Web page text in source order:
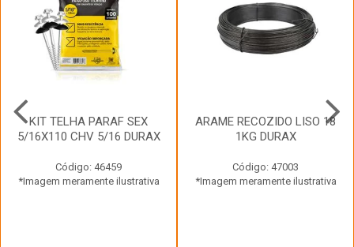
KIT TELHA PARAF SEX
5/16X110 CHV 5/16 DURAX
Código: 46459
*Imagem meramente ilustrativa
ARAME RECOZIDO LISO 18
1KG DURAX
Código: 47003
*Imagem meramente ilustrativa